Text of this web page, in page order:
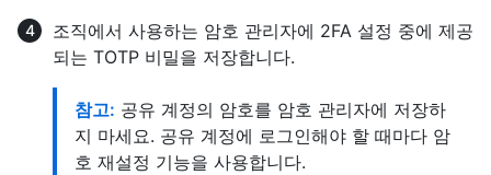
조직에서 사용하는 암호 관리자에 2FA 설정 중에 제공
되는 TOTP 비밀을 저장합니다.
참고: 공유 계정의 암호를 암호 관리자에 저장하
지 마세요. 공유 계정에 로그인해야 할 때마다 암
호 재설정 기능을 사용합니다.